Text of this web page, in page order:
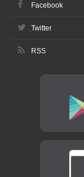
Facebook
Twitter
RSS